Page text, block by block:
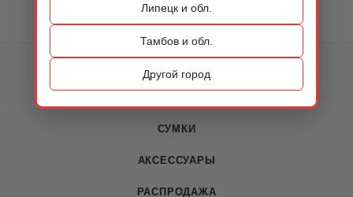
Липецк и обл.
Тамбов и обл.
Другой город
СУМКИ
АКСЕССУАРЫ
РАСПРОДАЖА